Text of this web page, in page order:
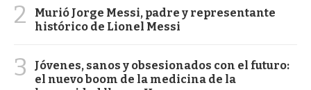
2
Murió Jorge Messi, padre y representante
histórico de Lionel Messi
3
Jóvenes, sanos y obsesionados con el futuro:
el nuevo boom de la medicina de la